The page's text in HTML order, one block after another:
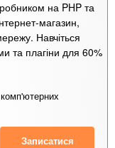
на PHP та
магазин,
Навчіться
та плагіни для 60%
Записатися